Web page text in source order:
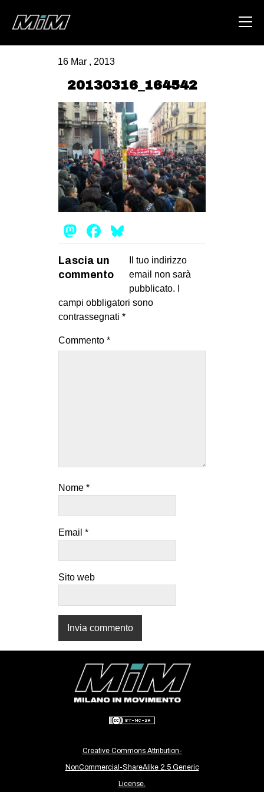
ABOUT
AREA
DEGENERAZIONE
GAZA FREESTYLE
CSOA LAMBRETTA
MSM
STUDENTI TSUNAMI
MILANO
MOBILITAZIONI
SPAZI
REPRESSIONE
STUDENTI
CULTURE
ARTE
RECENSIONI
INTERNAZIONALE
AFRICA
AMERICHE
ESTREMO ORIENTE
MEDIO ORIENTE
MONDO
16 Mar , 2013
20130316_164542
Mastodon
Facebook
Lascia un
commento
Il tuo indirizzo
email non sarà
pubblicato.
campi obbligatori sono
contrassegnati *
Commento *
Nome *
Email *
Sito web
Creative Commons Attribution-
NonCommercial-ShareAlike 2.5 Generic
License.